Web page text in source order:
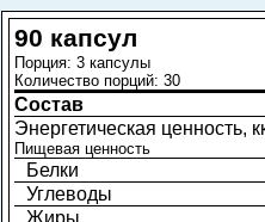
90 капсул
Порция: 3 капсулы
Количество порций: 30
Состав
Энергетическая ценность,
Пищевая ценность
Белки
Углеводы
Жиры